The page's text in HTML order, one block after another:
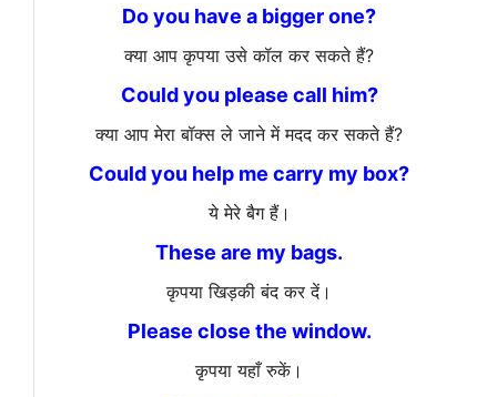
Do you have a bigger one?
क्या आप कृपया उसे कॉल कर सकते हैं?
Could you please call him?
क्या आप मेरा बॉक्स ले जाने में मदद कर सकते हैं?
Could you help me carry my box?
ये मेरे बैग हैं।
These are my bags.
कृपया खिड़की बंद कर दें।
Please close the window.
कृपया यहाँ रुकें।